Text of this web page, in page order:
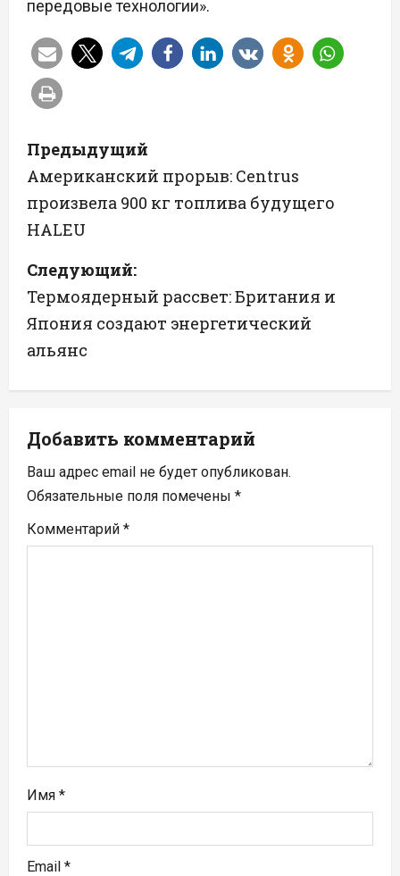
передовые технологии».
Н
а
в
г
а
ц
и
я
п
о
з
м
Предыдущий
Американский прорыв: Centrus
произвела 900 кг топлива будущего
HALEU
Следующий:
Термоядерный рассвет: Британия и
Япония создают энергетический
альянс
Добавить комментарий
Ваш адрес email не будет опубликован.
Обязательные поля помечены *
Комментарий *
Имя *
Email *